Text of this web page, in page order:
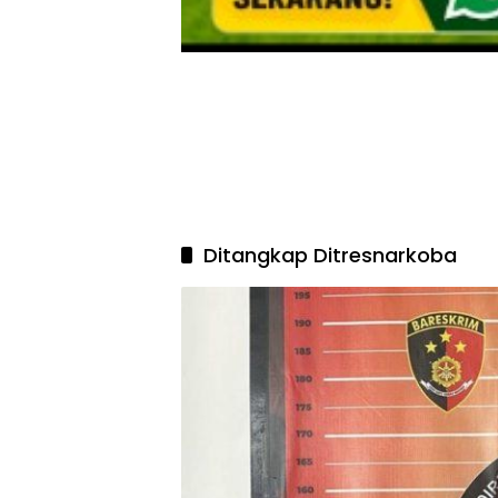
Ditangkap Ditresnarkoba